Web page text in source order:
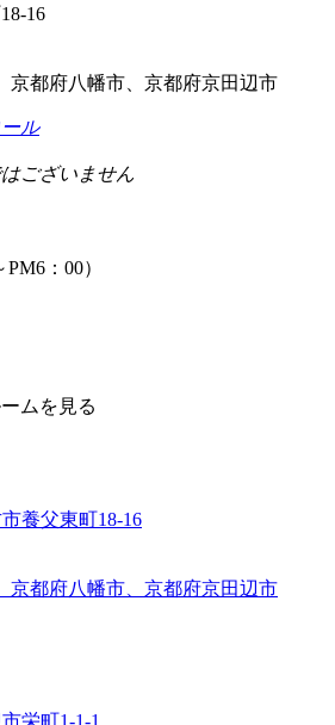
16
京都府八幡市、京都府京田辺市
ル
ございません
：00）
ムを見る
養父東町18-16
京都府八幡市、京都府京田辺市
栄町1-1-1